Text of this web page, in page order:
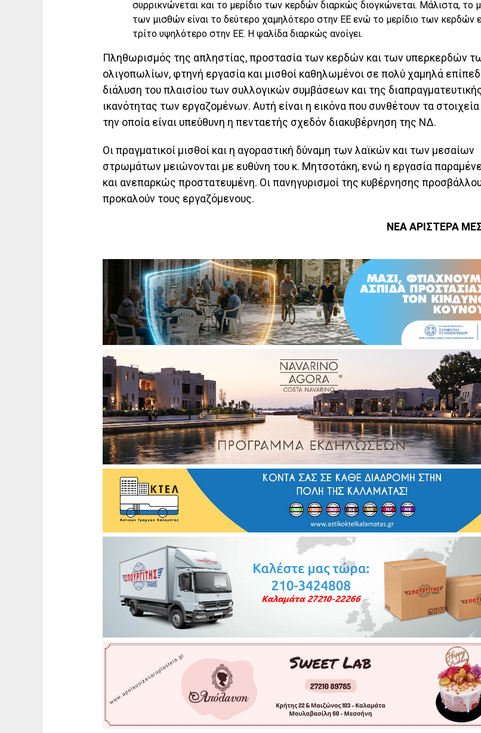
συρρικνώνεται και το μερίδιο των κερδών διαρκώς διογκώνεται. Μάλιστα, το
των μισθών είναι το δεύτερο χαμηλότερο στην ΕΕ ενώ το μερίδιο των κερδών
τρίτο υψηλότερο στην ΕΕ. Η ψαλίδα διαρκώς ανοίγει.
Πληθωρισμός της απληστίας, προστασία των κερδών και των υπερκερδών
ολιγοπωλίων, φτηνή εργασία και μισθοί καθηλωμένοι σε πολύ χαμηλά
διάλυση του πλαισίου των συλλογικών συμβάσεων και της
ικανότητας των εργαζομένων. Αυτή είναι η εικόνα που συνθέτουν τα στοιχεία
την οποία είναι υπεύθυνη η πενταετής σχεδόν διακυβέρνηση της ΝΔ.
Οι πραγματικοί μισθοί και η αγοραστική δύναμη των λαϊκών και των μεσαίων
στρωμάτων μειώνονται με ευθύνη του κ. Μητσοτάκη, ενώ η εργασία
και ανεπαρκώς προστατευμένη. Οι πανηγυρισμοί της κυβέρνησης
προκαλούν τους εργαζόμενους.
ΝΕΑ ΑΡΙΣΤΕΡΑ